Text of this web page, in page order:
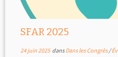
SFAR 2025
24 juin 2025dansDans les Congrès/